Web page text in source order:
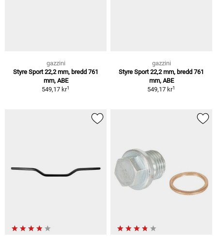
gazzini
Styre Sport 22,2 mm, bredd 761
mm, ABE
549,17 kr1
gazzini
Styre Sport 22,2 mm, bredd 761
mm, ABE
549,17 kr1